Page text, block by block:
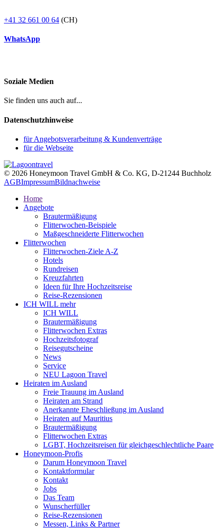
+41 32 661 00 64 (CH)
WhatsApp
Soziale Medien
Sie finden uns auch auf...
Datenschutzhinweise
für Angebotsverarbeitung & Kundenverträge
für die Webseite
© 2026 Honeymoon Travel GmbH & Co. KG, D-21244 Buchholz
AGBImpressumBildnachweise
Home
Angebote
Brautermäßigung
Flitterwochen-Beispiele
Maßgeschneiderte Flitterwochen
Flitterwochen
Flitterwochen-Ziele A-Z
Hotels
Rundreisen
Kreuzfahrten
Ideen für Ihre Hochzeitsreise
Reise-Rezensionen
ICH WILL mehr
ICH WILL
Brautermäßigung
Flitterwochen Extras
Hochzeitsfotograf
Reisegutscheine
News
Service
NEU Lagoon Travel
Heiraten im Ausland
Freie Trauung im Ausland
Heiraten am Strand
Anerkannte Eheschließung im Ausland
Heiraten auf Mauritius
Brautermäßigung
Flitterwochen Extras
LGBT, Hochzeitsreisen für gleichgeschlechtliche Paare
Honeymoon-Profis
Darum Honeymoon Travel
Kontaktformular
Kontakt
Jobs
Das Team
Wunscherfüller
Reise-Rezensionen
Messen, Links & Partner